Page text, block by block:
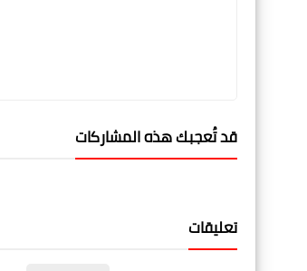
قد تُعجبك هذه المشاركات
تعليقات